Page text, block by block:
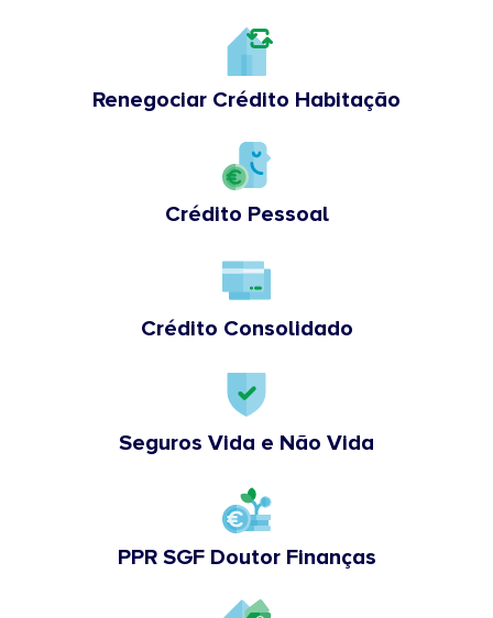
Renegociar Crédito Habitação
Crédito Pessoal
Crédito Consolidado
Seguros Vida e Não Vida
PPR SGF Doutor Finanças